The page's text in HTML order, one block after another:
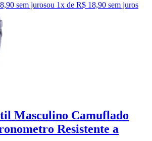
sem jurosou 1x de R$ 18,90 sem juros
Masculino Camuflado
Resistente a